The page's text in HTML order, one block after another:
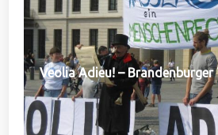
Veolia Adieu! –